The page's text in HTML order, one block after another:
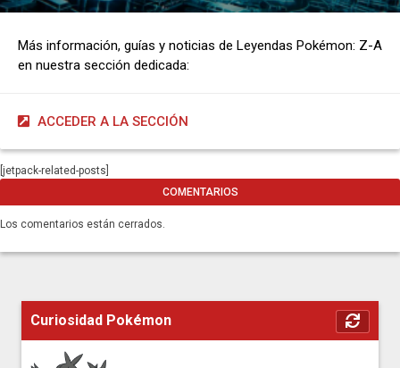
Más información, guías y noticias de Leyendas Pokémon: Z-A
en nuestra sección dedicada:
ACCEDER A LA SECCIÓN
[jetpack-related-posts]
COMENTARIOS
Los comentarios están cerrados.
Curiosidad Pokémon